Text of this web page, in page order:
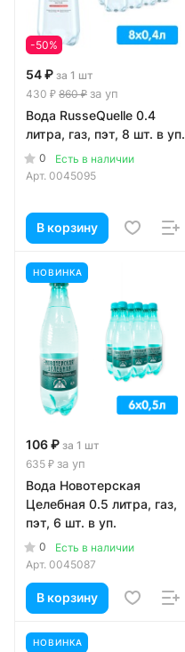
-50%
54 ₽ за 1 шт
430 ₽ 860 ₽ за уп
Вода RusseQuelle 0.4
литра, газ, пэт, 8 шт. в уп.
0
Есть в наличии
Арт. 0045095
В корзину
НОВИНКА
106 ₽ за 1 шт
635 ₽ за уп
Вода Новотерская
Целебная 0.5 литра, газ,
пэт, 6 шт. в уп.
0
Есть в наличии
Арт. 0045087
В корзину
НОВИНКА